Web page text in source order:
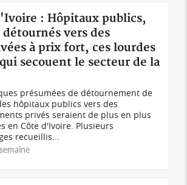
: Hôpitaux publics,
vers des
à prix fort, ces lourdes
secouent le secteur de la
présumées de détournement de
hôpitaux publics vers des
privés seraient de plus en plus
en Côte d'Ivoire. Plusieurs
recueillis...